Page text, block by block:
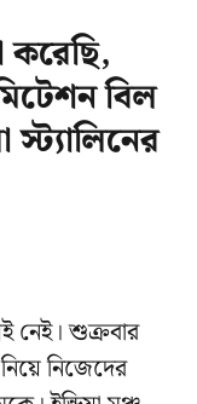
বিল
নেই। শুক্রবার
নিজেদের